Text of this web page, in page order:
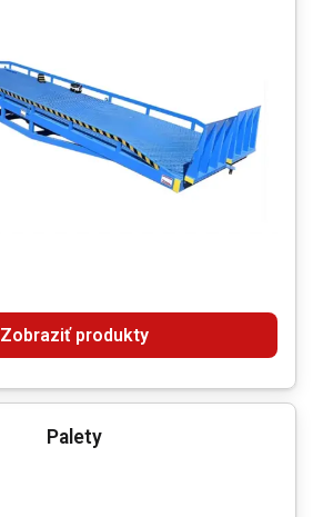
Zobraziť produkty
Palety